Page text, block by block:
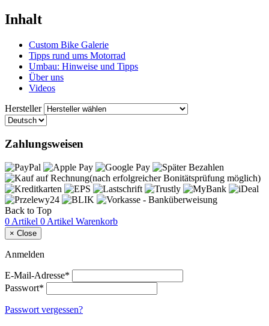
Inhalt
Custom Bike Galerie
Tipps rund ums Motorrad
Umbau: Hinweise und Tipps
Über uns
Videos
Hersteller
Zahlungsweisen
Back to Top
0 Artikel 0 Artikel Warenkorb
× Close
Anmelden
E-Mail-Adresse*
Passwort*
Passwort vergessen?